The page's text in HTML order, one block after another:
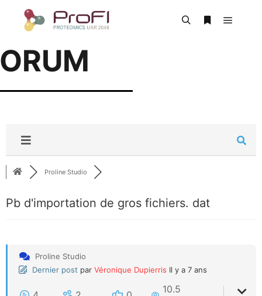
Proline Studio
Pb d'importation de gros fichiers. dat
Proline Studio
Dernier post par Véronique Dupierris Il y a 7 ans
10.5